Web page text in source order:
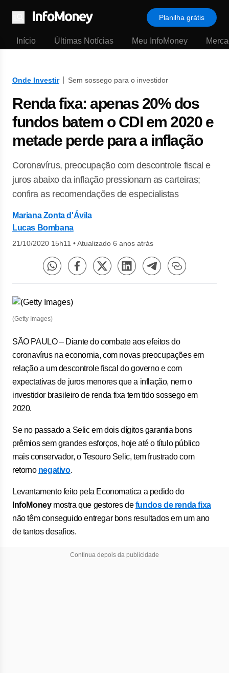
Menu
Planilha grátis
Início Últimas Notícias Meu InfoMoney
Onde Investir Sem sossego para o investidor
Renda fixa: apenas 20% dos
fundos batem o CDI em 2020 e
metade perde para a inflação
Coronavírus, preocupação com descontrole fiscal e
juros abaixo da inflação pressionam as carteiras;
confira as recomendações de especialistas
Mariana Zonta d'Ávila
Lucas Bombana
21/10/2020 15h11 •Atualizado 6 anos atrás
(Getty Images)
SÃO PAULO – Diante do combate aos efeitos do
coronavírus na economia, com novas preocupações em
relação a um descontrole fiscal do governo e com
expectativas de juros menores que a inflação, nem o
investidor brasileiro de renda fixa tem tido sossego em
2020.
Se no passado a Selic em dois dígitos garantia bons
prêmios sem grandes esforços, hoje até o título público
mais conservador, o Tesouro Selic, tem frustrado com
retorno negativo.
Levantamento feito pela Economatica a pedido do
InfoMoneymostra que gestores defundos de renda fixa
não têm conseguido entregar bons resultados em um ano
de tantos desafios.
Continua depois da publicidade